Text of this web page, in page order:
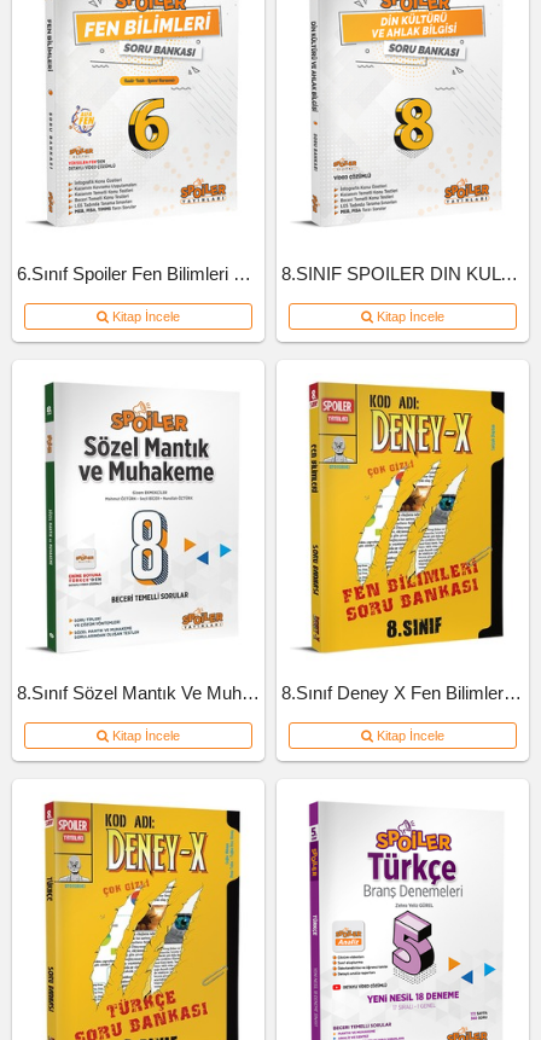
6.Sınıf Spoiler Fen Bilimleri Soru Bankası
Kitap İncele
8.SINIF SPOILER DIN KULTURU SB
Kitap İncele
8.Sınıf Sözel Mantık Ve Muhakeme Soru Bankası
Kitap İncele
8.Sınıf Deney X Fen Bilimleri Soru Bankası
Kitap İncele